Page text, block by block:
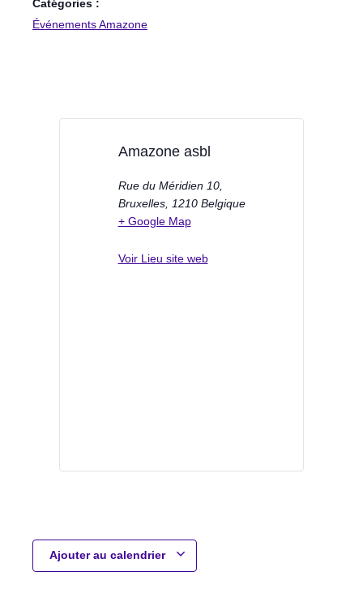
Catégories :
Événements Amazone
Amazone asbl
Rue du Méridien 10,
Bruxelles, 1210 Belgique
+ Google Map
Voir Lieu site web
Ajouter au calendrier